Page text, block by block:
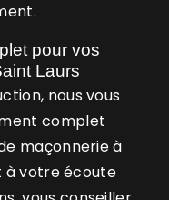
pour vos
Laurs
nous vous
complet
maçonnerie à
à votre écoute